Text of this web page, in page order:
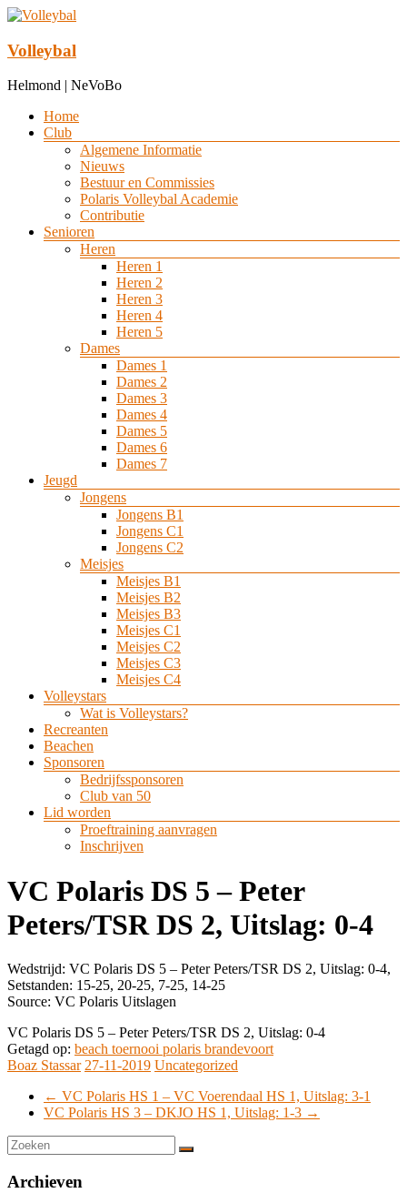
Ga
de
inhoud
Volleybal
Helmond | NeVoBo
Menu
Home
Club
Algemene Informatie
Nieuws
Bestuur en Commissies
Polaris Volleybal Academie
Contributie
Senioren
Heren
Heren 1
Heren 2
Heren 3
Heren 4
Heren 5
Dames
Dames 1
Dames 2
Dames 3
Dames 4
Dames 5
Dames 6
Dames 7
Jeugd
Jongens
Jongens B1
Jongens C1
Jongens C2
Meisjes
Meisjes B1
Meisjes B2
Meisjes B3
Meisjes C1
Meisjes C2
Meisjes C3
Meisjes C4
Volleystars
Wat is Volleystars?
Recreanten
Beachen
Sponsoren
Bedrijfssponsoren
Club van 50
Lid worden
Proeftraining aanvragen
Inschrijven
VC Polaris DS 5 – Peter
Peters/TSR DS 2, Uitslag: 0-4
Wedstrijd: VC Polaris DS 5 – Peter Peters/TSR DS 2, Uitslag: 0-4,
Setstanden: 15-25, 20-25, 7-25, 14-25
Source: VC Polaris Uitslagen
VC Polaris DS 5 – Peter Peters/TSR DS 2, Uitslag: 0-4
Getagd op: beach toernooi polaris brandevoort
Boaz Stassar 27-11-2019 Uncategorized
← VC Polaris HS 1 – VC Voerendaal HS 1, Uitslag: 3-1
VC Polaris HS 3 – DKJO HS 1, Uitslag: 1-3 →
Archieven